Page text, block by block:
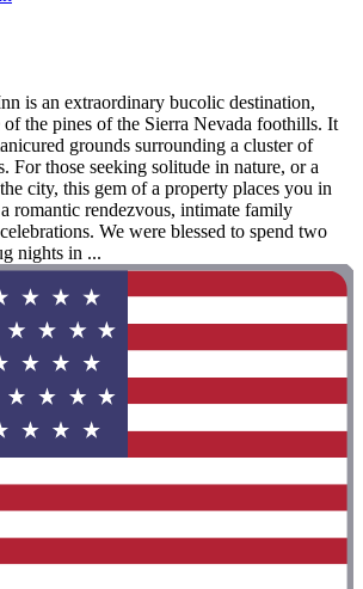
is an extraordinary bucolic destination,
of the pines of the Sierra Nevada foothills. It
grounds surrounding a cluster of
For those seeking solitude in nature, or a
city, this gem of a property places you in
romantic rendezvous, intimate family
We were blessed to spend two
nights in ...